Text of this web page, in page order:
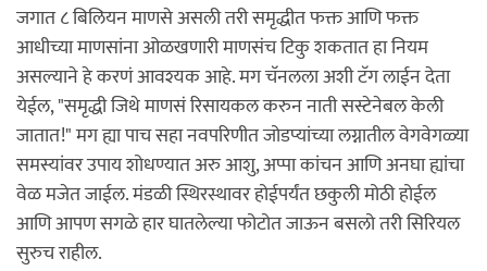
जगात ८ बिलियन माणसे असली तरी समृद्धीत फक्त आणि फक्त
आधीच्या माणसांना ओळखणारी माणसंच टिकु शकतात हा नियम
असल्याने हे करणं आवश्यक आहे. मग चॅनलला अशी टॅग लाईन देता
येईल, "समृद्धी जिथे माणसं रिसायकल करुन नाती सस्टेनेबल केली
जातात!" मग ह्या पाच सहा नवपरिणीत जोडप्यांच्या लग्नातील वेगवेगळ्या
समस्यांवर उपाय शोधण्यात अरु आशु, अप्पा कांचन आणि अनघा ह्यांचा
वेळ मजेत जाईल. मंडळी स्थिरस्थावर होईपर्यंत छकुली मोठी होईल
आणि आपण सगळे हार घातलेल्या फोटोत जाऊन बसलो तरी सिरियल
सुरुच राहील.